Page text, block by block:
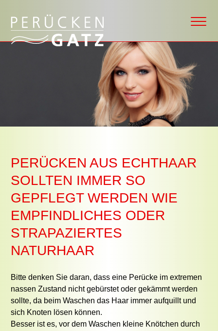
PERÜCKEN AUS ECHTHAAR
SOLLTEN IMMER SO
GEPFLEGT WERDEN WIE
EMPFINDLICHES ODER
STRAPAZIERTES
NATURHAAR
Bitte denken Sie daran, dass eine Perücke im extremen
nassen Zustand nicht gebürstet oder gekämmt werden
sollte, da beim Waschen das Haar immer aufquillt und
sich Knoten lösen können.
Besser ist es, vor dem Waschen kleine Knötchen durch